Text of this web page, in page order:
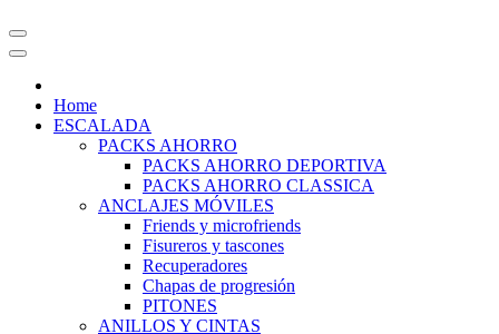
Home
ESCALADA
PACKS AHORRO
PACKS AHORRO DEPORTIVA
PACKS AHORRO CLASSICA
ANCLAJES MÓVILES
Friends y microfriends
Fisureros y tascones
Recuperadores
Chapas de progresión
PITONES
ANILLOS Y CINTAS